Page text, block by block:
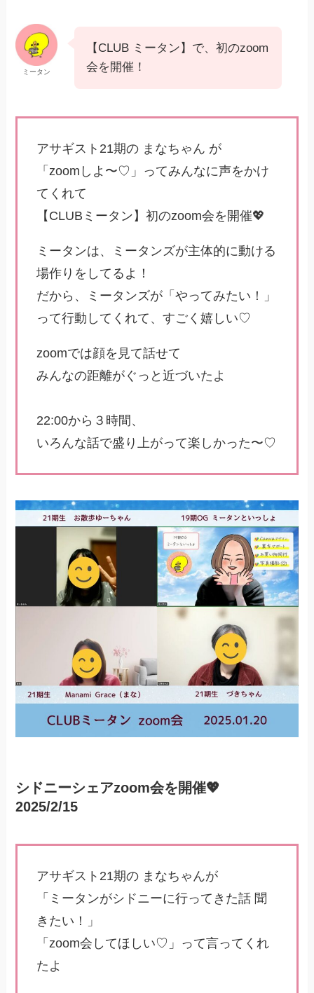
ミータン
【CLUB ミータン】で、初のzoom
会を開催！
アサギスト21期の まなちゃん が
「zoomしよ〜♡」ってみんなに声をかけ
てくれて
【CLUBミータン】初のzoom会を開催💖
ミータンは、ミータンズが主体的に動ける
場作りをしてるよ！
だから、ミータンズが「やってみたい！」
って行動してくれて、すごく嬉しい♡
zoomでは顔を見て話せて
みんなの距離がぐっと近づいたよ
22:00から３時間、
いろんな話で盛り上がって楽しかった〜♡
シドニーシェアzoom会を開催💖
2025/2/15
アサギスト21期の まなちゃんが
「ミータンがシドニーに行ってきた話 聞
きたい！」
「zoom会してほしい♡」って言ってくれ
たよ